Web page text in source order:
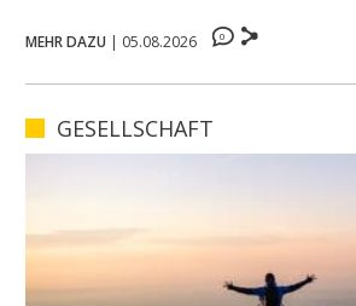
MEHR DAZU | 05.08.2026 0
GESELLSCHAFT